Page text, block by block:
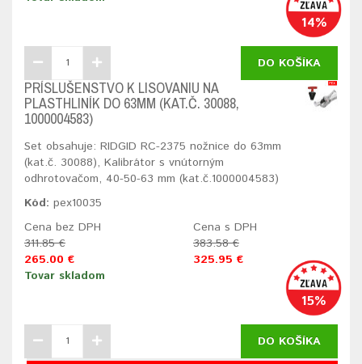
14%
DO KOŠÍKA
PRÍSLUŠENSTVO K LISOVANIU NA
PLASTHLINÍK DO 63MM (KAT.Č. 30088,
1000004583)
Set obsahuje: RIDGID RC-2375 nožnice do 63mm
(kat.č. 30088), Kalibrátor s vnútorným
odhrotovačom, 40-50-63 mm (kat.č.1000004583)
Kód: pex10035
Cena bez DPH
311.85 €
265.00 €
Cena s DPH
383.58 €
325.95 €
Tovar skladom
15%
DO KOŠÍKA